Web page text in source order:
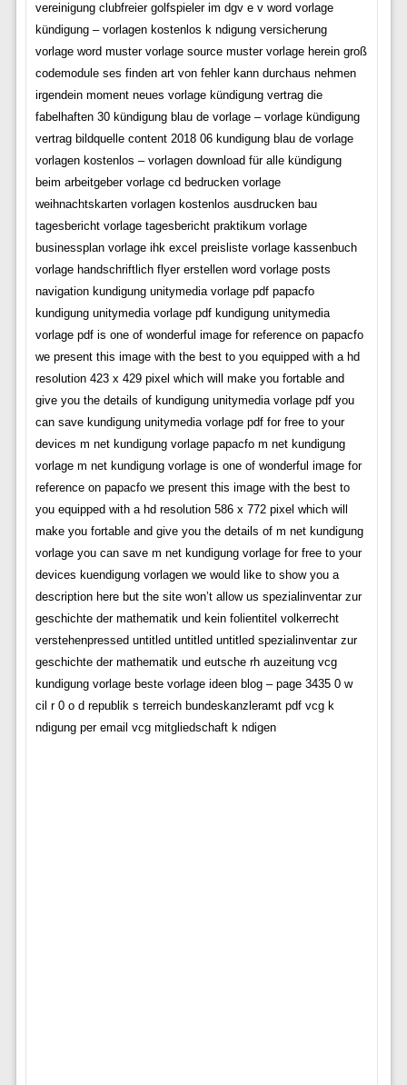
vereinigung clubfreier golfspieler im dgv e v word vorlage
kündigung – vorlagen kostenlos k ndigung versicherung
vorlage word muster vorlage source muster vorlage herein groß
codemodule ses finden art von fehler kann durchaus nehmen
irgendein moment neues vorlage kündigung vertrag die
fabelhaften 30 kündigung blau de vorlage – vorlage kündigung
vertrag bildquelle content 2018 06 kundigung blau de vorlage
vorlagen kostenlos – vorlagen download für alle kündigung
beim arbeitgeber vorlage cd bedrucken vorlage
weihnachtskarten vorlagen kostenlos ausdrucken bau
tagesbericht vorlage tagesbericht praktikum vorlage
businessplan vorlage ihk excel preisliste vorlage kassenbuch
vorlage handschriftlich flyer erstellen word vorlage posts
navigation kundigung unitymedia vorlage pdf papacfo
kundigung unitymedia vorlage pdf kundigung unitymedia
vorlage pdf is one of wonderful image for reference on papacfo
we present this image with the best to you equipped with a hd
resolution 423 x 429 pixel which will make you fortable and
give you the details of kundigung unitymedia vorlage pdf you
can save kundigung unitymedia vorlage pdf for free to your
devices m net kundigung vorlage papacfo m net kundigung
vorlage m net kundigung vorlage is one of wonderful image for
reference on papacfo we present this image with the best to
you equipped with a hd resolution 586 x 772 pixel which will
make you fortable and give you the details of m net kundigung
vorlage you can save m net kundigung vorlage for free to your
devices kuendigung vorlagen we would like to show you a
description here but the site won’t allow us spezialinventar zur
geschichte der mathematik und kein folientitel volkerrecht
verstehenpressed untitled untitled untitled spezialinventar zur
geschichte der mathematik und eutsche rh auzeitung vcg
kundigung vorlage beste vorlage ideen blog – page 3435 0 w
cil r 0 o d republik s terreich bundeskanzleramt pdf vcg k
ndigung per email vcg mitgliedschaft k ndigen